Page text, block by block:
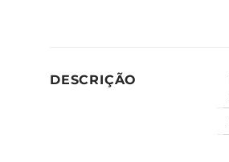
DESCRIÇÃO